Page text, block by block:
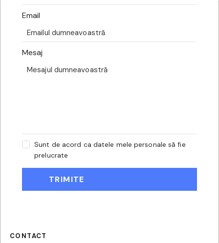
Email
Mesaj
Sunt de acord ca datele mele personale să fie
prelucrate
CONTACT